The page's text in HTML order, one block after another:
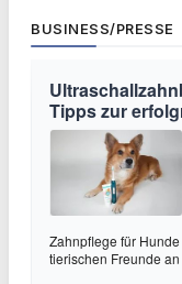
BUSINESS/PRESSE
Tipps zur
Zahnpflege für
tierischen Freunde